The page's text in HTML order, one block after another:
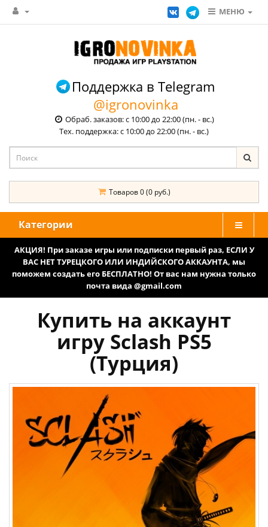
МЕНЮ
Поддержка в Telegram
@igronovinka
Обраб. заказов: с 10:00 до 22:00 (пн. - вс.)
Тех. поддержка: с 10:00 до 22:00 (пн. - вс.)
Товаров 0 (0 руб.)
Категории
АКЦИЯ! При заказе игры или подписки первый раз, ЕСЛИ У
ВАС НЕТ ТУРЕЦКОГО ИЛИ ИНДИЙСКОГО АККАУНТА, мы
поможем создать его БЕСПЛАТНО! От вас нам нужна только
почта вида @gmail.com
Купить на аккаунт
игру Sclash PS5
(Турция)